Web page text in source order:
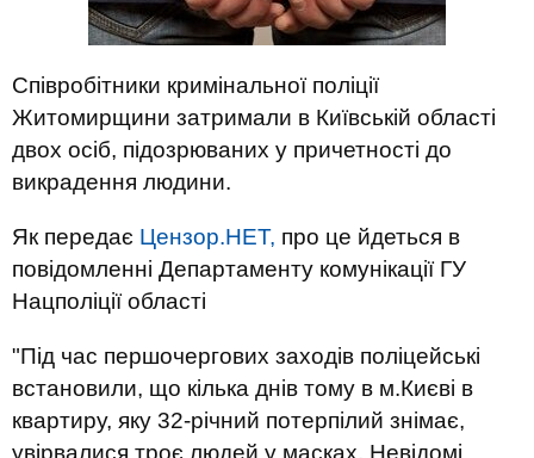
Співробітники кримінальної поліції
Житомирщини затримали в Київській області
двох осіб, підозрюваних у причетності до
викрадення людини.
Як передає Цензор.НЕТ, про це йдеться в
повідомленні Департаменту комунікації ГУ
Нацполіції області
"Під час першочергових заходів поліцейські
встановили, що кілька днів тому в м.Києві в
квартиру, яку 32-річний потерпілий знімає,
увірвалися троє людей у масках. Невідомі